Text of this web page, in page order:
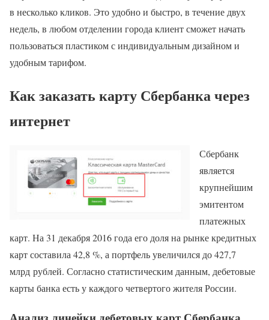
в несколько кликов. Это удобно и быстро, в течение двух
недель, в любом отделении города клиент сможет начать
пользоваться пластиком с индивидуальным дизайном и
удобным тарифом.
Как заказать карту Сбербанка через
интернет
Сбербанк
является
крупнейшим
эмитентом
платежных
карт. На 31 декабря 2016 года его доля на рынке кредитных
карт составила 42,8 %, а портфель увеличился до 427,7
млрд рублей. Согласно статистическим данным, дебетовые
карты банка есть у каждого четвертого жителя России.